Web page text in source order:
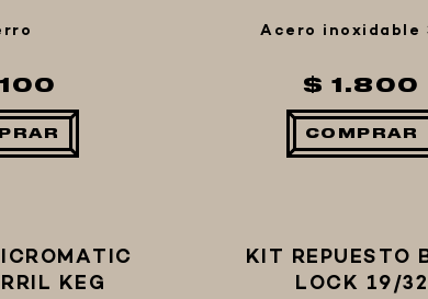
Acero inoxidable
$ 1.800
COMPRAR
KEG
KIT REPUESTO
LOCK 19/32